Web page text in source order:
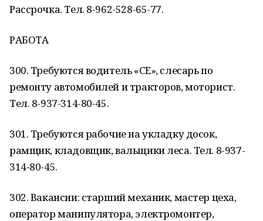
Рассрочка. Тел. 8-962-528-65-77.
РАБОТА
300. Требуются водитель «СЕ», слесарь по
ремонту автомобилей и тракторов, моторист.
Тел. 8-937-314-80-45.
301. Требуются рабочие на укладку досок,
рамщик, кладовщик, вальщики леса. Тел. 8-937-
314-80-45.
302. Вакансии: старший механик, мастер цеха,
оператор манипулятора, электромонтер,